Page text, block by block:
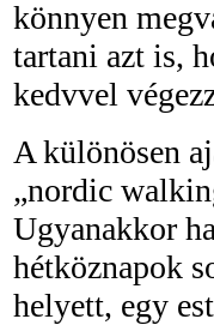
könnyen
tartani azt is,
kedvvel
A különösen
„nordic
Ugyanakkor
hétköznapok
helyett, egy